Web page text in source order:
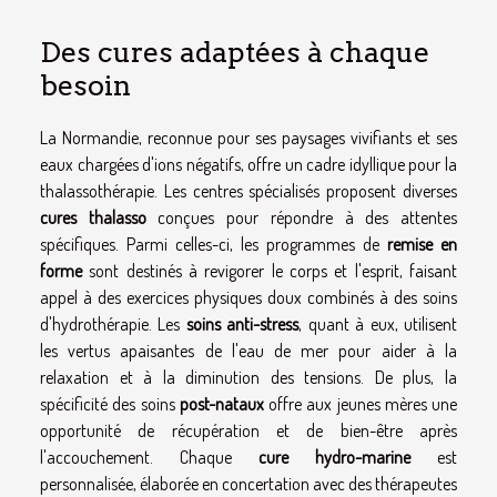
Des cures adaptées à chaque
besoin
La Normandie, reconnue pour ses paysages vivifiants et ses
eaux chargées d'ions négatifs, offre un cadre idyllique pour la
thalassothérapie. Les centres spécialisés proposent diverses
cures thalassoconçues pour répondre à des attentes
spécifiques. Parmi celles-ci, les programmes de remise en
formesont destinés à revigorer le corps et l'esprit, faisant
appel à des exercices physiques doux combinés à des soins
d'hydrothérapie. Les soins anti-stress, quant à eux, utilisent
les vertus apaisantes de l'eau de mer pour aider à la
relaxation et à la diminution des tensions. De plus, la
spécificité des soins post-natauxoffre aux jeunes mères une
opportunité de récupération et de bien-être après
l'accouchement. Chaque cure hydro-marineest
personnalisée, élaborée en concertation avec des thérapeutes